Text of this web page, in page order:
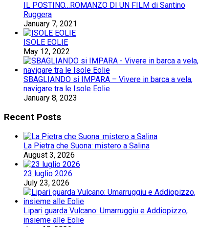
IL POSTINO…ROMANZO DI UN FILM di Santino
Ruggera
January 7, 2021
ISOLE EOLIE
May 12, 2022
SBAGLIANDO si IMPARA – Vivere in barca a vela,
navigare tra le Isole Eolie
January 8, 2023
Recent Posts
La Pietra che Suona: mistero a Salina
August 3, 2026
23 luglio 2026
July 23, 2026
Lipari guarda Vulcano: Umarruggiu e Addiopizzo,
insieme alle Eolie